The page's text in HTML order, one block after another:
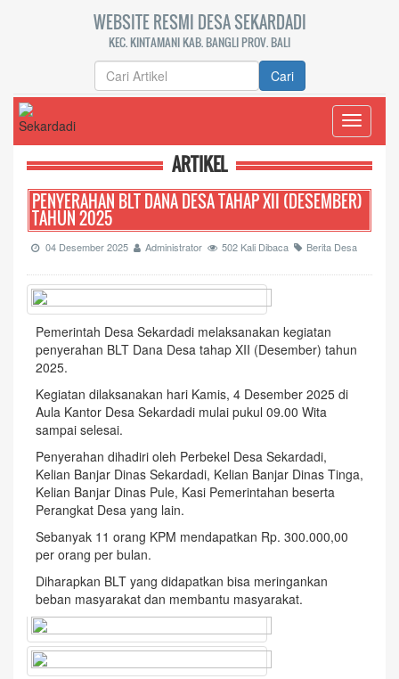
WEBSITE RESMI DESA SEKARDADI
KEC. KINTAMANI KAB. BANGLI PROV. BALI
Cari
Toggle
ARTIKEL
PENYERAHAN BLT DANA DESA TAHAP XII (DESEMBER)
TAHUN 2025
04 Desember 2025 Administrator 502 Kali Dibaca Berita Desa
Pemerintah Desa Sekardadi melaksanakan kegiatan
penyerahan BLT Dana Desa tahap XII (Desember) tahun
2025.
Kegiatan dilaksanakan hari Kamis, 4 Desember 2025 di
Aula Kantor Desa Sekardadi mulai pukul 09.00 Wita
sampai selesai.
Penyerahan dihadiri oleh Perbekel Desa Sekardadi,
Kelian Banjar Dinas Sekardadi, Kelian Banjar Dinas Tinga,
Kelian Banjar Dinas Pule, Kasi Pemerintahan beserta
Perangkat Desa yang lain.
Sebanyak 11 orang KPM mendapatkan Rp. 300.000,00
per orang per bulan.
Diharapkan BLT yang didapatkan bisa meringankan
beban masyarakat dan membantu masyarakat.